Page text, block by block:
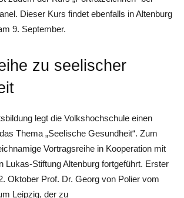
Dieser Kurs findet ebenfalls in Altenburg
9. September.
zu seelischer
legt die Volkshochschule einen
Thema „Seelische Gesundheit“. Zum
Vortragsreihe in Kooperation mit
Lukas-Stiftung Altenburg fortgeführt. Erster
Oktober Prof. Dr. Georg von Polier vom
Leipzig, der zu